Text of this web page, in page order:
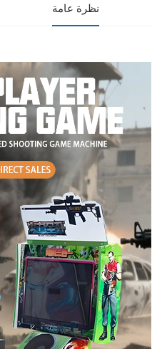
نظرة عامة